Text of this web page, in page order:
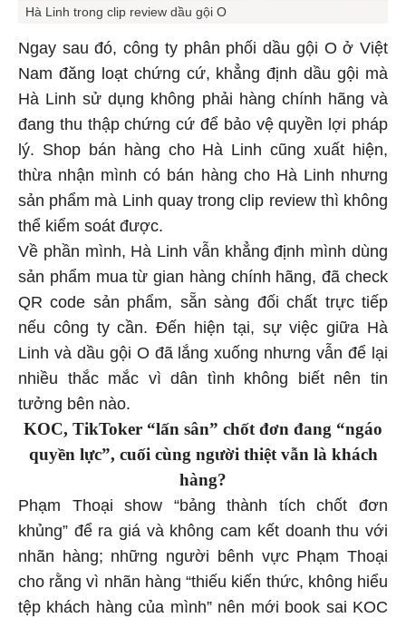
Hà Linh trong clip review dầu gội O
Ngay sau đó, công ty phân phối dầu gội O ở Việt
Nam đăng loạt chứng cứ, khẳng định dầu gội mà
Hà Linh sử dụng không phải hàng chính hãng và
đang thu thập chứng cứ để bảo vệ quyền lợi pháp
lý. Shop bán hàng cho Hà Linh cũng xuất hiện,
thừa nhận mình có bán hàng cho Hà Linh nhưng
sản phẩm mà Linh quay trong clip review thì không
thể kiểm soát được.
Về phần mình, Hà Linh vẫn khẳng định mình dùng
sản phẩm mua từ gian hàng chính hãng, đã check
QR code sản phẩm, sẵn sàng đối chất trực tiếp
nếu công ty cần. Đến hiện tại, sự việc giữa Hà
Linh và dầu gội O đã lắng xuống nhưng vẫn để lại
nhiều thắc mắc vì dân tình không biết nên tin
tưởng bên nào.
KOC, TikToker “lấn sân” chốt đơn đang “ngáo
quyền lực”, cuối cùng người thiệt vẫn là khách
hàng?
Phạm Thoại show “bảng thành tích chốt đơn
khủng” để ra giá và không cam kết doanh thu với
nhãn hàng; những người bênh vực Phạm Thoại
cho rằng vì nhãn hàng “thiếu kiến thức, không hiểu
tệp khách hàng của mình” nên mới book sai KOC